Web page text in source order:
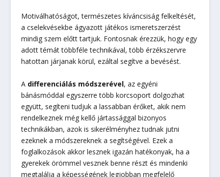
Motiválhatóságot, természetes kíváncsiság felkeltését,
a cselekvésekbe ágyazott játékos ismeretszerzést
mindig szem előtt tartjuk. Fontosnak érezzük, hogy egy
adott témát többféle technikával, több érzékszervre
hatottan járjanak körül, ezáltal segítve a bevésést.
A differenciálás módszerével, az egyéni
bánásmóddal egyszerre több korcsoport dolgozhat
együtt, segíteni tudjuk a lassabban érőket, akik nem
rendelkeznek még kellő jártassággal bizonyos
technikákban, azok is sikerélményhez tudnak jutni
ezeknek a módszereknek a segítségével. Ezek a
foglalkozások akkor lesznek igazán hatékonyak, ha a
gyerekek örömmel vesznek benne részt és mindenki
megtalálja a képességének legjobban megfelelő